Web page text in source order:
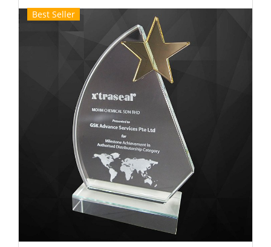
Best Seller